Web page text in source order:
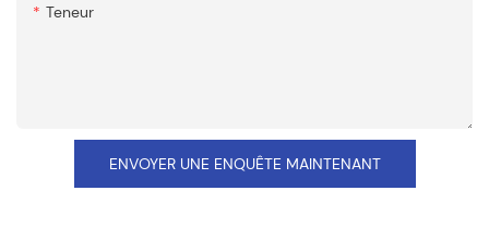
Teneur
ENVOYER UNE ENQUÊTE MAINTENANT